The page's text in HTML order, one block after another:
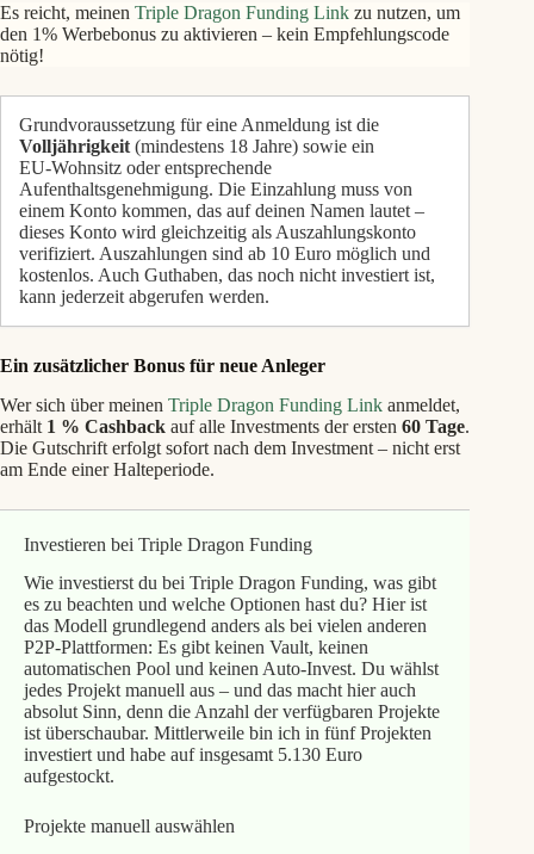
Es reicht, meinen Triple Dragon Funding Link zu nutzen, um
den 1% Werbebonus zu aktivieren – kein Empfehlungscode
nötig!
Grundvoraussetzung für eine Anmeldung ist die
Volljährigkeit (mindestens 18 Jahre) sowie ein
EU‑Wohnsitz oder entsprechende
Aufenthaltsgenehmigung. Die Einzahlung muss von
einem Konto kommen, das auf deinen Namen lautet –
dieses Konto wird gleichzeitig als Auszahlungskonto
verifiziert. Auszahlungen sind ab 10 Euro möglich und
kostenlos. Auch Guthaben, das noch nicht investiert ist,
kann jederzeit abgerufen werden.
Ein zusätzlicher Bonus für neue Anleger
Wer sich über meinen Triple Dragon Funding Link anmeldet,
erhält 1 % Cashback auf alle Investments der ersten 60 Tage.
Die Gutschrift erfolgt sofort nach dem Investment – nicht erst
am Ende einer Halteperiode.
Investieren bei Triple Dragon Funding
Wie investierst du bei Triple Dragon Funding, was gibt
es zu beachten und welche Optionen hast du? Hier ist
das Modell grundlegend anders als bei vielen anderen
P2P‑Plattformen: Es gibt keinen Vault, keinen
automatischen Pool und keinen Auto‑Invest. Du wählst
jedes Projekt manuell aus – und das macht hier auch
absolut Sinn, denn die Anzahl der verfügbaren Projekte
ist überschaubar. Mittlerweile bin ich in fünf Projekten
investiert und habe auf insgesamt 5.130 Euro
aufgestockt.
Projekte manuell auswählen